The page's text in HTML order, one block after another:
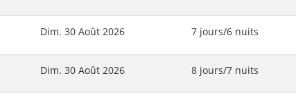
Dim. 30 Août 2026 7 jours/6 nuits
Dim. 30 Août 2026 8 jours/7 nuits